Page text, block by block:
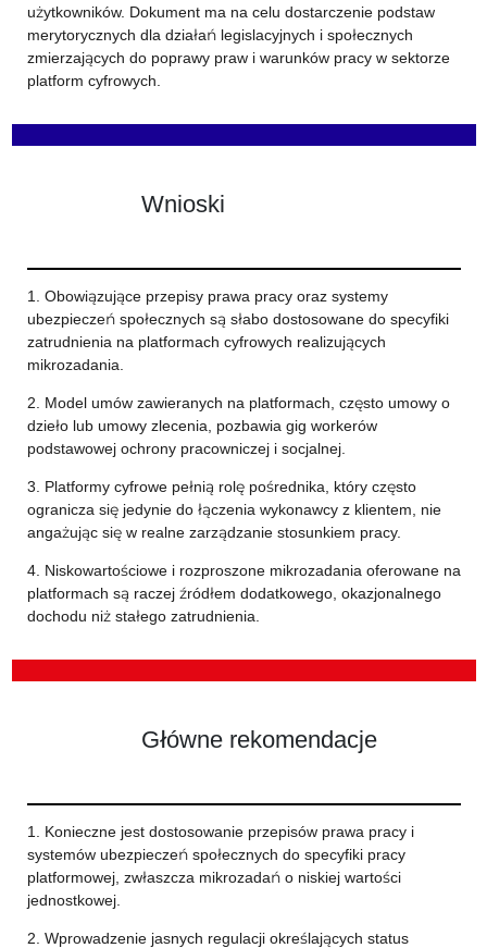
użytkowników. Dokument ma na celu dostarczenie podstaw
merytorycznych dla działań legislacyjnych i społecznych
zmierzających do poprawy praw i warunków pracy w sektorze
platform cyfrowych.
Wnioski
1. Obowiązujące przepisy prawa pracy oraz systemy
ubezpieczeń społecznych są słabo dostosowane do specyfiki
zatrudnienia na platformach cyfrowych realizujących
mikrozadania.
2. Model umów zawieranych na platformach, często umowy o
dzieło lub umowy zlecenia, pozbawia gig workerów
podstawowej ochrony pracowniczej i socjalnej.
3. Platformy cyfrowe pełnią rolę pośrednika, który często
ogranicza się jedynie do łączenia wykonawcy z klientem, nie
angażując się w realne zarządzanie stosunkiem pracy.
4. Niskowartościowe i rozproszone mikrozadania oferowane na
platformach są raczej źródłem dodatkowego, okazjonalnego
dochodu niż stałego zatrudnienia.
Główne rekomendacje
1. Konieczne jest dostosowanie przepisów prawa pracy i
systemów ubezpieczeń społecznych do specyfiki pracy
platformowej, zwłaszcza mikrozadań o niskiej wartości
jednostkowej.
2. Wprowadzenie jasnych regulacji określających status